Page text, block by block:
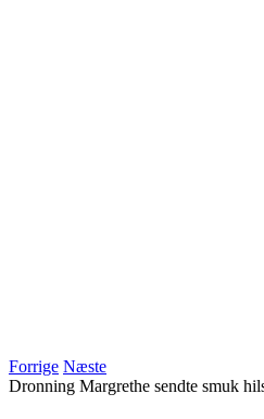
Forrige Næste
Dronning Margrethe sendte smuk